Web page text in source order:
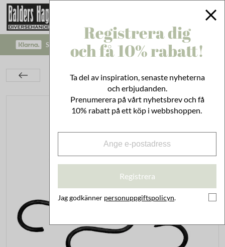
SÄKRA BETALNINGAR MED KLARNA CHECKOUT!
S-krokar Antik Svart 6-pack
Registrera dig
och få 10% rabatt!
Ta del av inspiration, senaste nyheterna
och erbjudanden.
Prenumerera på vårt nyhetsbrev och få
10% rabatt på ett köp i webbshoppen.
Registrera
Jag godkänner personuppgiftspolicyn.